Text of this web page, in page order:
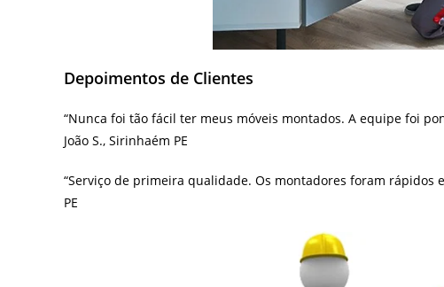
Depoimentos de Clientes
“Nunca foi tão fácil ter meus móveis montados. A equipe foi
João S., Sirinhaém PE
“Serviço de primeira qualidade. Os montadores foram rápidos
PE